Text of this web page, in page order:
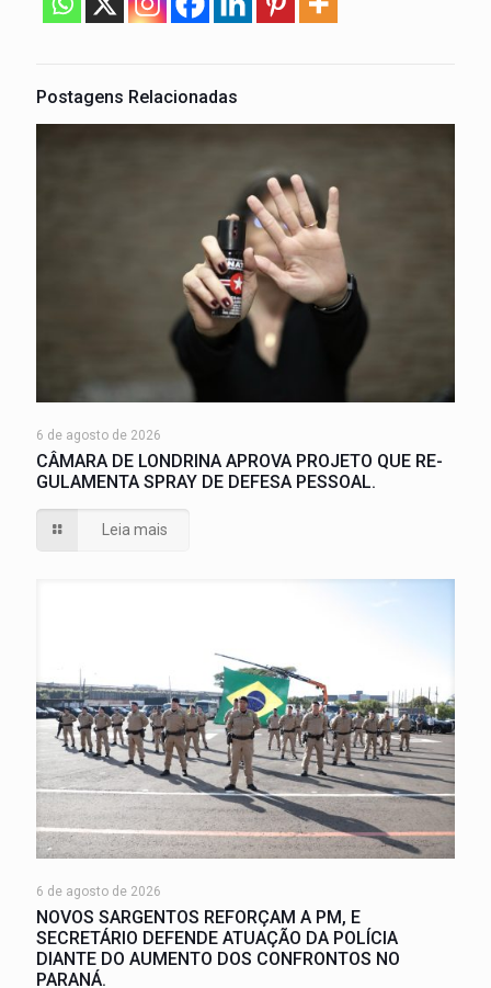
Postagens Relacionadas
6 de agosto de 2026
CÂMARA DE LONDRINA APROVA PROJETO QUE RE-
GULAMENTA SPRAY DE DEFESA PESSOAL.
Leia mais
6 de agosto de 2026
NOVOS SARGENTOS REFORÇAM A PM, E
SECRETÁRIO DEFENDE ATUAÇÃO DA POLÍCIA
DIANTE DO AUMENTO DOS CONFRONTOS NO
PARANÁ.